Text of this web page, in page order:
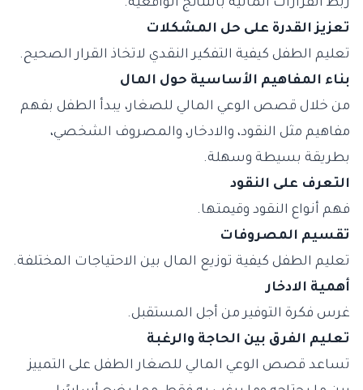
ربط القرارات المالية بالنتائج الواقعية.
تعزيز القدرة على حل المشكلات
تعليم الطفل كيفية التفكير النقدي لاتخاذ القرار الصحيح.
بناء المفاهيم الأساسية حول المال
من خلال قصص الوعي المالي للصغار، يبدأ الطفل بفهم
مفاهيم مثل النقود، والادخار، والمصروف الشخصي،
بطريقة بسيطة وسهلة.
التعرف على النقود
فهم أنواع النقود وقيمتها.
تقسيم المصروفات
تعليم الطفل كيفية توزيع المال بين الاحتياجات المختلفة.
أهمية الادخار
غرس فكرة التوفير من أجل المستقبل.
تعليم الفرق بين الحاجة والرغبة
تساعد قصص الوعي المالي للصغار الطفل على التمييز